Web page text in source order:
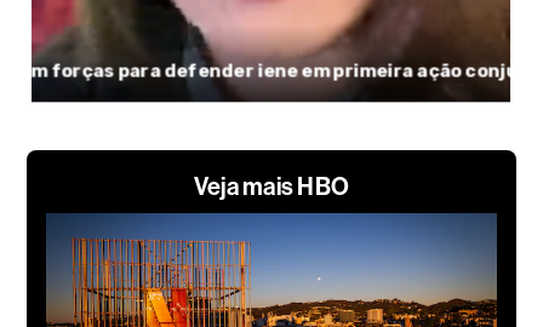
Veja mais HBO